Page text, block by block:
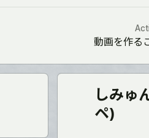
動画を作る
しみゅ
ペ)